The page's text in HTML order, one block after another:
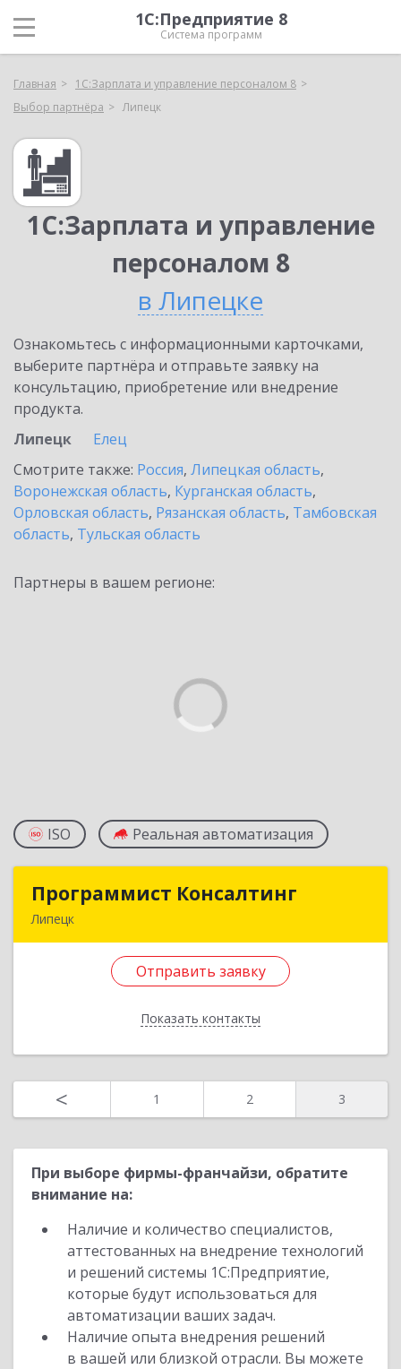
1С:Предприятие 8
Система программ
Главная
1С:Зарплата и управление персоналом 8
Выбор партнёра
Липецк
1С:Зарплата и управление
персоналом 8
в Липецке
Ознакомьтесь с информационными карточками,
выберите партнёра и отправьте заявку на
консультацию, приобретение или внедрение
продукта.
Липецк
Елец
Смотрите также: Россия, Липецкая область,
Воронежская область, Курганская область,
Орловская область, Рязанская область, Тамбовская
область, Тульская область
Партнеры в вашем регионе:
ISO Реальная автоматизация
Программист Консалтинг
Липецк
Отправить заявку
Показать контакты
Программист Консалтинг
Боринское с, Молодежная ул, дом № 37а
< 1 2 3
При выборе фирмы-франчайзи, обратите
внимание на:
Наличие и количество специалистов,
аттестованных на внедрение технологий
и решений системы 1С:Предприятие,
которые будут использоваться для
автоматизации ваших задач.
Наличие опыта внедрения решений
в вашей или близкой отрасли. Вы можете